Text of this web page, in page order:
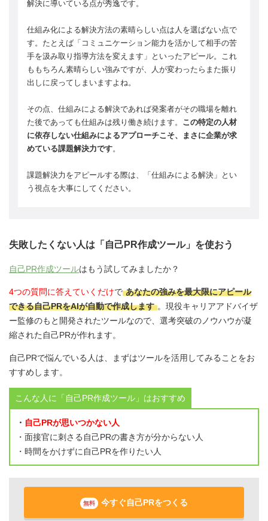
解決に導いている点が秀逸です。
仕組み化による解決方法の素晴らしい点は人を選ばない点で
す。たとえば「コミュニケーション能力を活かして相手の苦
手を汲み取り指導方法を変えます」といったアピール。これ
ももちろん素晴らしい強みですが、人が変わったらまた振り
出しに戻ってしまいますよね。
その点、仕組みによる解決であれば発案者がその職場を離れ
た後であっても仕組みは残り働き続けます。 この特定の人材
に依存しない仕組みによるアプローチこそ、まさに企業が求
めている課題解決力です。
課題解決力をアピールする際は、「仕組みによる解決」とい
う視点を大事にしてください。
失敗したくない人は「自己PR作成ツール」を使おう
自己PR作成ツールはもう試してみましたか？
4つの質問に答えていくだけで あなたの強みを最大限にアピール
できる自己PRをAIが自動で作成します 。現役キャリアアドバイザ
ー監修のもと開発されたツールなので、選考突破のノウハウが凝
縮された自己PRが作れます。
自己PRで悩んでいる人は、まずはツールを活用してみることをお
すすめします。
こんな人に「自己PR作成ツール」はおすすめ
・ 自己PRが思いつかない人
・面接官に刺さる自己PRの書き方が分からない人
・時間をかけずに自己PRを作りたい人
無料 今すぐ自己PRをつくる